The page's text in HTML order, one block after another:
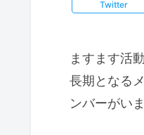
Twitter
ますます活
長期となるメ
ンバーがいま